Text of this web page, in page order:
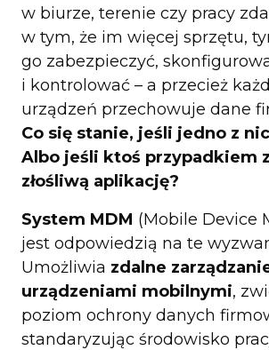
w biurze, terenie czy pracy
w tym, że im więcej sprzętu,
go zabezpieczyć,
i kontrolować – a przecież
urządzeń przechowuje dane
Co się stanie, jeśli jedno z
Albo jeśli ktoś przypadkiem
złośliwą aplikację?
System MDM (Mobile Device
jest odpowiedzią na te
Umożliwia zdalne
urządzeniami mobilnymi,
poziom ochrony danych
standaryzując środowisko